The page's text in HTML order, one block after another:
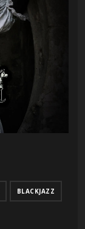
BLACKJAZZ